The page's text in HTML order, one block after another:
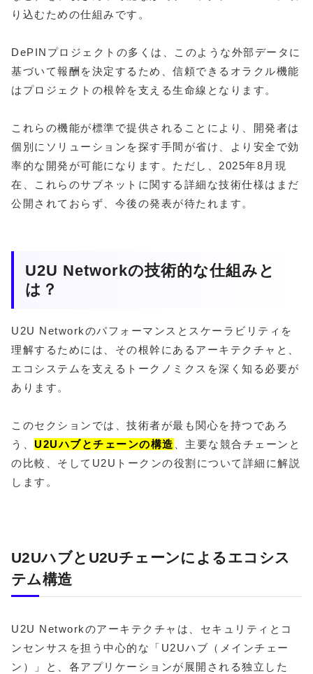
り込むための仕組みです。
DePINプロジェクトの多くは、このような外部データに
基づいて報酬を決定するため、信頼できるオラクル機能
はプロジェクトの根幹を支える生命線となります。
これらの機能が標準で提供されることにより、開発者は
個別にソリューションを探す手間が省け、より安全で効
率的な開発が可能になります。ただし、2025年8月現
在、これらのサブネットに関する詳細な技術仕様はまだ
公開されておらず、今後の発表が待たれます。
U2U Networkの技術的な仕組みと
は？
U2U Networkのパフォーマンスとスケーラビリティを
理解するためには、その根幹にあるアーキテクチャと、
エコシステムを支えるトークノミクスを深く知る必要が
あります。
このセクションでは、技術者が最も関心を持つであろ
う、 U2Uハブとチェーンの構造 、主要な競合チェーンと
の比較、そしてU2Uトークンの役割について詳細に解説
します。
U2UハブとU2Uチェーンによるエコシス
テム構造
U2U Networkのアーキテクチャは、セキュリティとコ
ンセンサスを担う中心的な「U2Uハブ（メインチェー
ン）」と、各アプリケーションが展開される独立した